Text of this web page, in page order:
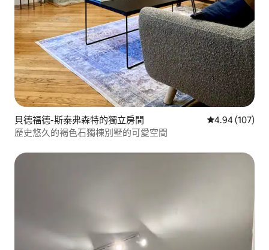
貝德福德-斯泰弗森特的獨立房間 從 107 則評價
4.94 (107)
歷史悠久的褐色石獨棟別墅的可愛空間